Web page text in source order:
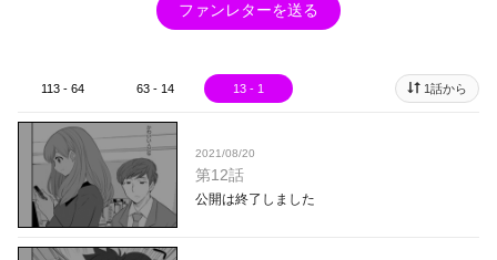
ファンレターを送る
113 - 64 63 - 14 13 - 1 1話から
2021/08/20
第12話
公開は終了しました